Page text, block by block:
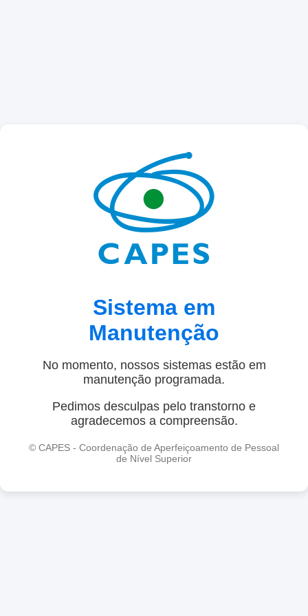
Sistema em
Manutenção
No momento, nossos sistemas estão em
manutenção programada.
Pedimos desculpas pelo transtorno e
agradecemos a compreensão.
© CAPES - Coordenação de Aperfeiçoamento de Pessoal
de Nível Superior